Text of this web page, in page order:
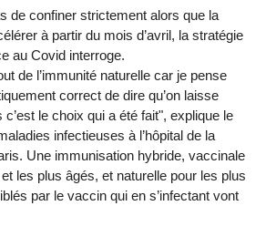
de confiner strictement alors que la
à partir du mois d’avril, la stratégie
au Covid interroge.
de l’immunité naturelle car je pense
correct de dire qu’on laisse
le choix qui a été fait", explique le
infectieuses à l’hôpital de la
Une immunisation hybride, vaccinale
les plus âgés, et naturelle pour les plus
par le vaccin qui en s’infectant vont